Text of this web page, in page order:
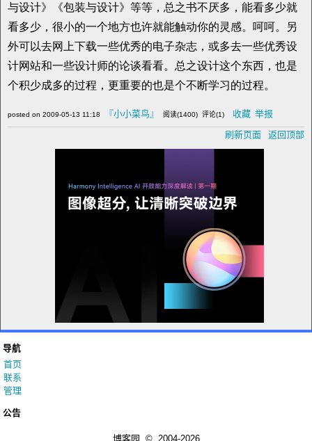
导航
首页
联系
管理
公告
与设计》《包装与设计》等等，总之书不厌多，能看多少就
看多少，很小的一个地方也许就能触动你的灵感。呵呵。另
外可以去网上下载一些优秀的电子杂志，或多去一些优秀设
计网站和一些设计师的论谈看看。总之设计这个东西，也是
个积少成多的过程，更重要的也是个不断学习的过程。
posted on 2009-05-13 11:18 『小小菜鸟』 阅读(1400) 评论(1) 收藏 举报
刷新页面
返回顶部
博客园 © 2004-2026